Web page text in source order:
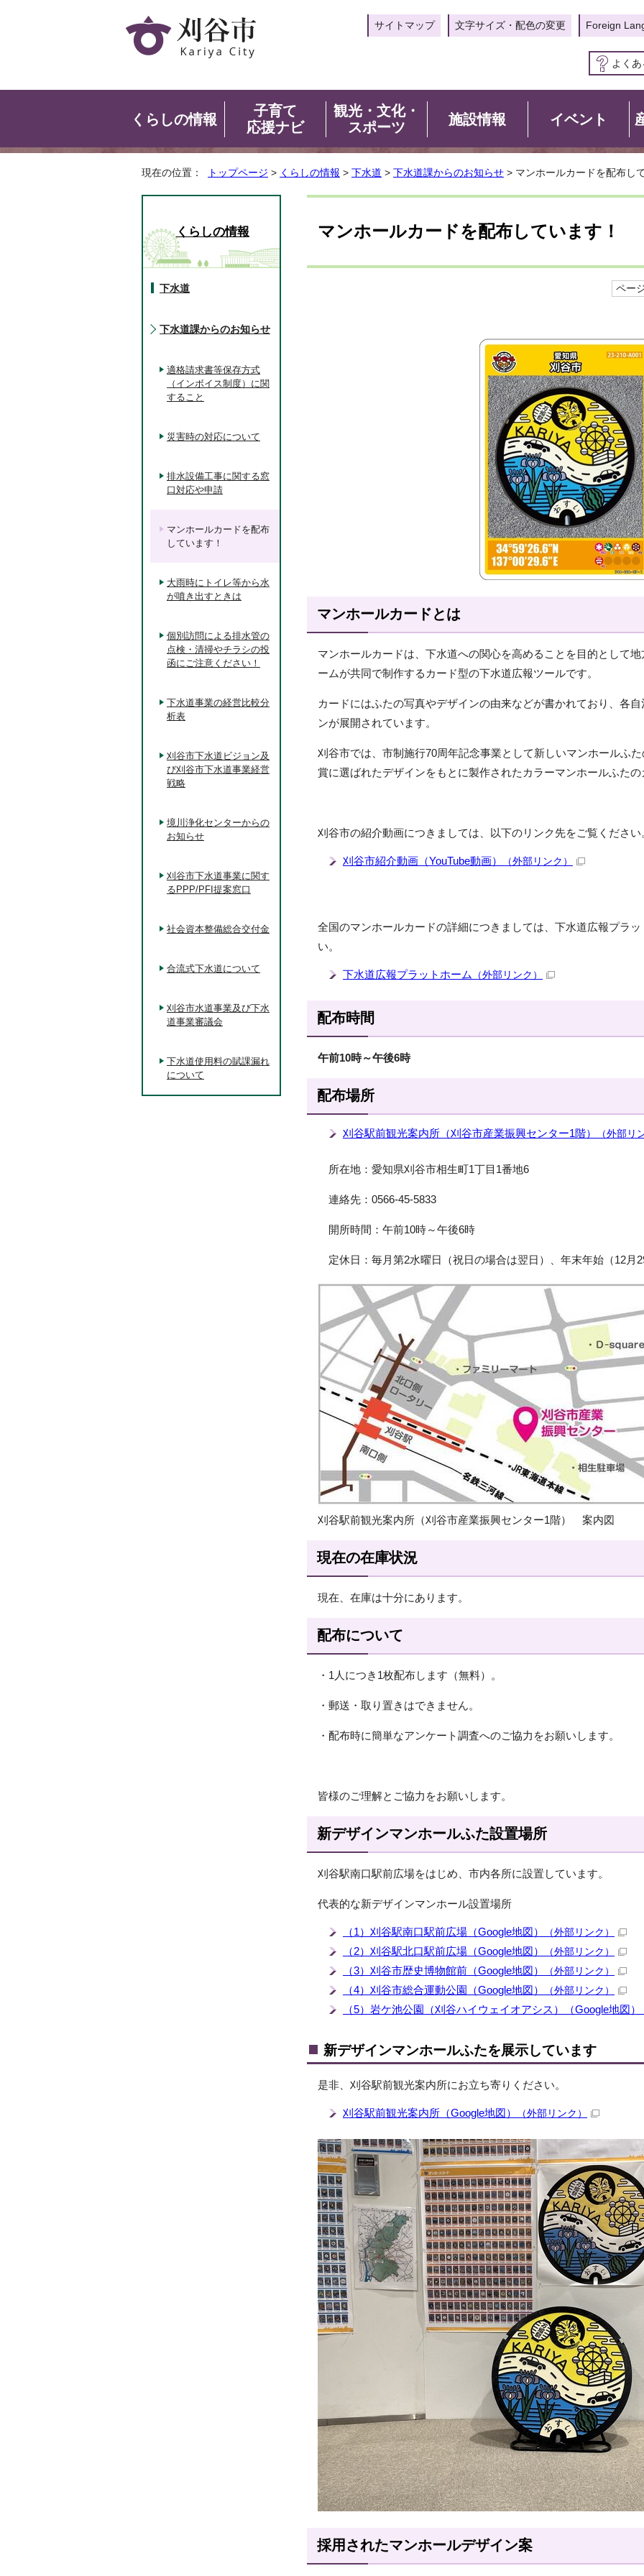
サイトマップ 文字サイズ・配色の変更 Foreign
よく
くらしの情報
子育て
応援ナビ
観光・文化・
スポーツ
施設情報 イベント
現在の位置： トップページ > くらしの情報 > 下水道 > 下水道課からのお知らせ > マンホールカードを配布し
マンホールカードを配布しています！
ペー
マンホールカードとは
マンホールカードは、下水道への関心を高めることを目的として
ームが共同で制作するカード型の下水道広報ツールです。
カードにはふたの写真やデザインの由来などが書かれており、各
ンが展開されています。
刈谷市では、市制施行70周年記念事業として新しいマンホールふ
賞に選ばれたデザインをもとに製作されたカラーマンホールふたの
刈谷市の紹介動画につきましては、以下のリンク先をご覧ください
刈谷市紹介動画（YouTube動画） （外部リンク）
全国のマンホールカードの詳細につきましては、下水道広報プラ
い。
下水道広報プラットホーム （外部リンク）
配布時間
午前10時～午後6時
配布場所
刈谷駅前観光案内所（刈谷市産業振興センター1階） （外部リ
所在地：愛知県刈谷市相生町1丁目1番地6
連絡先：0566-45-5833
開所時間：午前10時～午後6時
定休日：毎月第2水曜日（祝日の場合は翌日）、年末年始（12月
刈谷駅前観光案内所（刈谷市産業振興センター1階） 案内図
現在の在庫状況
現在、在庫は十分にあります。
配布について
・1人につき1枚配布します（無料）。
・郵送・取り置きはできません。
・配布時に簡単なアンケート調査へのご協力をお願いします。
皆様のご理解とご協力をお願いします。
新デザインマンホールふた設置場所
刈谷駅南口駅前広場をはじめ、市内各所に設置しています。
代表的な新デザインマンホール設置場所
（1）刈谷駅南口駅前広場（Google地図） （外部リンク）
（2）刈谷駅北口駅前広場（Google地図） （外部リンク）
（3）刈谷市歴史博物館前（Google地図） （外部リンク）
（4）刈谷市総合運動公園（Google地図） （外部リンク）
（5）岩ケ池公園（刈谷ハイウェイオアシス）（Google地図）
新デザインマンホールふたを展示しています
是非、刈谷駅前観光案内所にお立ち寄りください。
刈谷駅前観光案内所（Google地図） （外部リンク）
採用されたマンホールデザイン案
くらしの情報
下水道
下水道課からのお知らせ
適格請求書等保存方式
（インボイス制度）に関
すること
災害時の対応について
排水設備工事に関する窓
口対応や申請
マンホールカードを配布
しています！
大雨時にトイレ等から水
が噴き出すときは
個別訪問による排水管の
点検・清掃やチラシの投
函にご注意ください！
下水道事業の経営比較分
析表
刈谷市下水道ビジョン及
び刈谷市下水道事業経営
戦略
境川浄化センターからの
お知らせ
刈谷市下水道事業に関す
るPPP/PFI提案窓口
社会資本整備総合交付金
合流式下水道について
刈谷市水道事業及び下水
道事業審議会
下水道使用料の賦課漏れ
について